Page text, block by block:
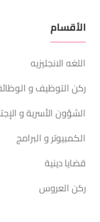
الأقسام
اللغه الانجليزيه
ركن التوظيف و
الشؤون الأسرية و
الكمبيوتر و البرامج
قضايا دينية
ركن العروس